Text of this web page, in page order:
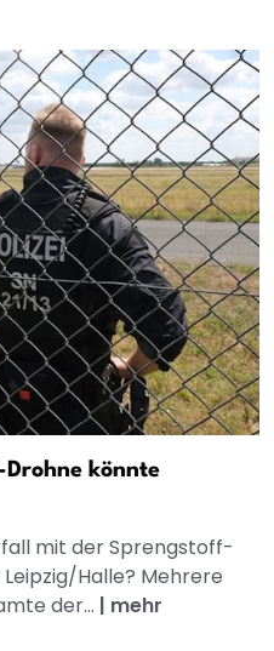
könnte
mit der Sprengstoff-
Halle? Mehrere
der... | mehr